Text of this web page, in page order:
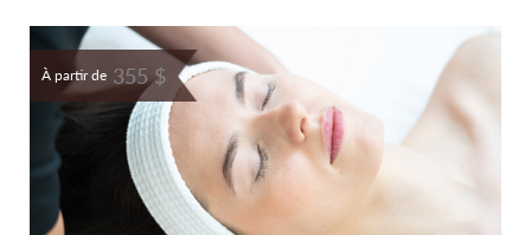
À partir de 355 $